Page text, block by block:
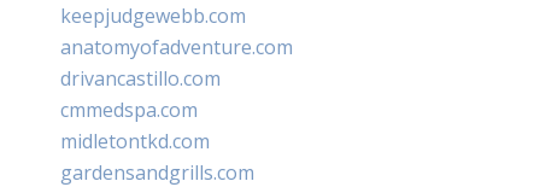
keepjudgewebb.com
anatomyofadventure.com
drivancastillo.com
cmmedspa.com
midletontkd.com
gardensandgrills.com